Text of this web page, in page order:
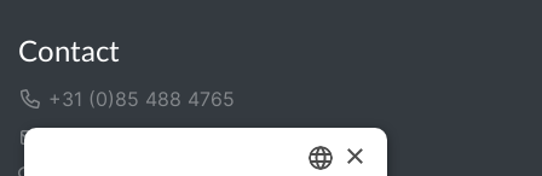
Contact
+31 (0)85 488 4765
×